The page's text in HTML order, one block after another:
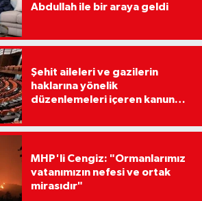
Abdullah ile bir araya geldi
Şehit aileleri ve gazilerin
haklarına yönelik
düzenlemeleri içeren kanun
Komisyonunda
MHP'li Cengiz: "Ormanlarımız
vatanımızın nefesi ve ortak
mirasıdır"